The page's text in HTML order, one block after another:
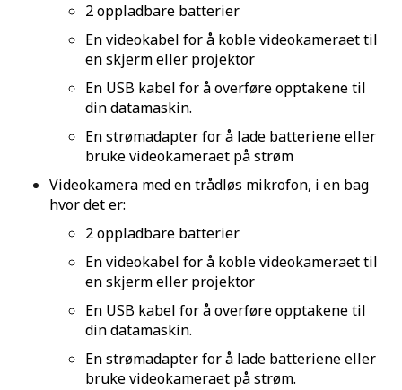
2 oppladbare batterier
En videokabel for å koble videokameraet til
en skjerm eller projektor
En USB kabel for å overføre opptakene til
din datamaskin.
En strømadapter for å lade batteriene eller
bruke videokameraet på strøm
Videokamera med en trådløs mikrofon, i en bag
hvor det er:
2 oppladbare batterier
En videokabel for å koble videokameraet til
en skjerm eller projektor
En USB kabel for å overføre opptakene til
din datamaskin.
En strømadapter for å lade batteriene eller
bruke videokameraet på strøm.